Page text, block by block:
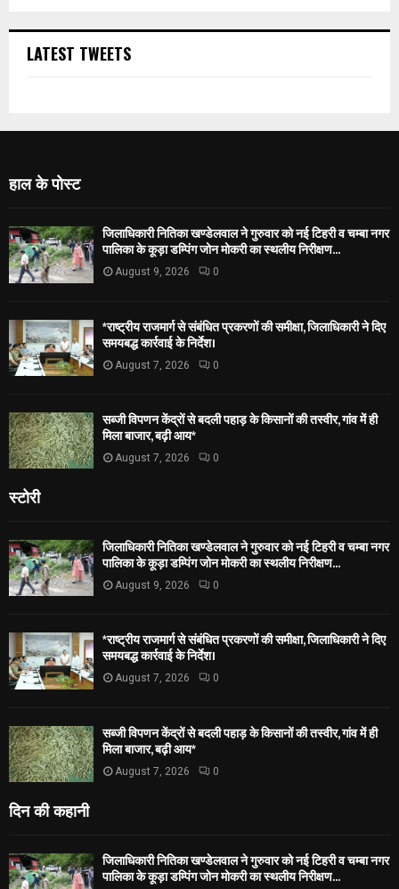
LATEST TWEETS
हाल के पोस्ट
जिलाधिकारी नितिका खण्डेलवाल ने गुरुवार को नई टिहरी व चम्बा नगर
पालिका के कूड़ा डम्पिंग जोन मोकरी का स्थलीय निरीक्षण...
August 9, 2026 0
*राष्ट्रीय राजमार्ग से संबंधित प्रकरणों की समीक्षा, जिलाधिकारी ने दिए
समयबद्ध कार्रवाई के निर्देश।
August 7, 2026 0
सब्जी विपणन केंद्रों से बदली पहाड़ के किसानों की तस्वीर, गांव में ही
मिला बाजार, बढ़ी आय*
August 7, 2026 0
स्टोरी
जिलाधिकारी नितिका खण्डेलवाल ने गुरुवार को नई टिहरी व चम्बा नगर
पालिका के कूड़ा डम्पिंग जोन मोकरी का स्थलीय निरीक्षण...
August 9, 2026 0
*राष्ट्रीय राजमार्ग से संबंधित प्रकरणों की समीक्षा, जिलाधिकारी ने दिए
समयबद्ध कार्रवाई के निर्देश।
August 7, 2026 0
सब्जी विपणन केंद्रों से बदली पहाड़ के किसानों की तस्वीर, गांव में ही
मिला बाजार, बढ़ी आय*
August 7, 2026 0
दिन की कहानी
जिलाधिकारी नितिका खण्डेलवाल ने गुरुवार को नई टिहरी व चम्बा नगर
पालिका के कूड़ा डम्पिंग जोन मोकरी का स्थलीय निरीक्षण...